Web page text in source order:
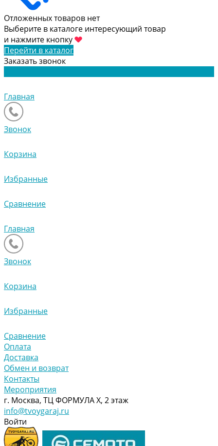
Отложенных товаров нет
Выберите в каталоге интересующий товар
и нажмите кнопку
Перейти в каталог
Заказать звонок
Главная
Звонок
Корзина
Избранные
Сравнение
Главная
Звонок
Корзина
Избранные
Сравнение
Оплата
Доставка
Обмен и возврат
Контакты
Мероприятия
г. Москва, ТЦ ФОРМУЛА Х, 2 этаж
info@tvoygaraj.ru
Войти